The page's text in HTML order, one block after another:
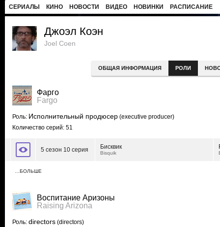
СЕРИАЛЫ КИНО НОВОСТИ ВИДЕО НОВИНКИ РАСПИСАНИЕ
Джоэл Коэн
Joel Coen
ОБЩАЯ ИНФОРМАЦИЯ РОЛИ
Фарго
Fargo
Роль: Исполнительный продюсер (executive producer)
Количество серий: 51
5 сезон 10 серия Бисквик
Bisquik
…БОЛЬШЕ
Воспитание Аризоны
Raising Arizona
Роль: directors (directors)